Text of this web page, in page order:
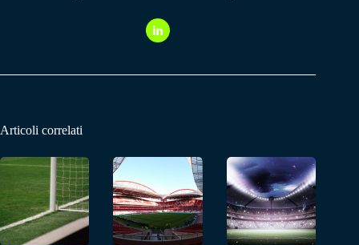
Articoli correlati